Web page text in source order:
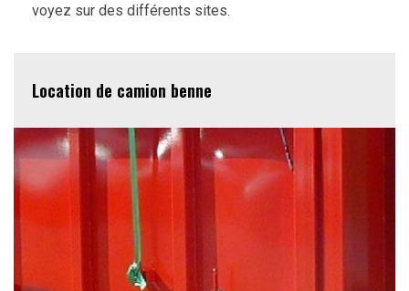
voyez sur des différents sites.
Location de camion benne